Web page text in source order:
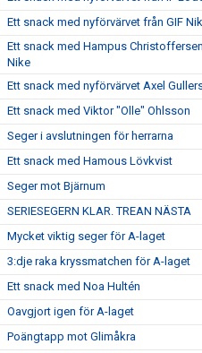
Ett snack med nyförvärvet från GIF
Ett snack med Hampus
Nike
Ett snack med nyförvärvet Axel
Ett snack med Viktor "Olle" Ohlsson
Seger i avslutningen för herrarna
Ett snack med Hamous Lövkvist
Seger mot Bjärnum
SERIESEGERN KLAR. TREAN NÄSTA
Mycket viktig seger för A-laget
3:dje raka kryssmatchen för A-laget
Ett snack med Noa Hultén
Oavgjort igen för A-laget
Poängtapp mot Glimåkra